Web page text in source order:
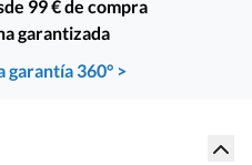
99 € de compra
garantizada
garantía 360° >